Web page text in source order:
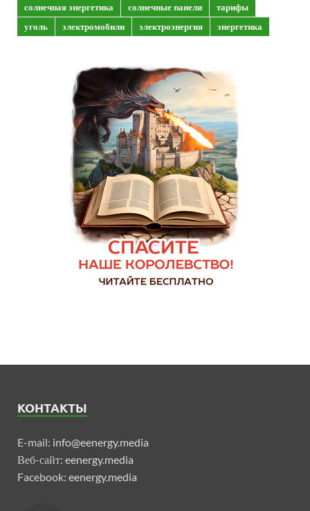
солнечная энергетика
солнечные панели
тарифы
уголь
электромобили электроэнергия энергетика
КОНТАКТЫ
E-mail: info@eenergy.media
Веб-сайт: eenergy.media
Facebook: eenergy.media